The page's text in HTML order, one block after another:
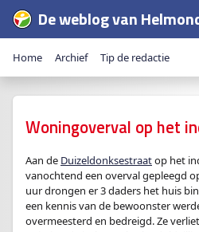
De weblog van
Home Archief Tip de redactie
Woningoverval op het
Aan de Duizeldonksestraatop het
vanochtend een overval gepleegd
uur drongen er 3 daders het huis
een kennis van de bewoonster
overmeesterd en bedreigd. Ze